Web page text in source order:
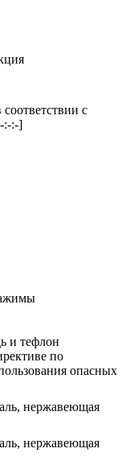
с
:-:-]
и тефлон
по
опасных
нержавеющая
нержавеющая